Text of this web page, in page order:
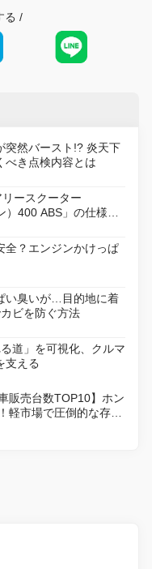
る /
突然バースト!? 炎天下
べき点検内容とは
ースクーター
）400 ABS」の仕様を
全？エンジンかけっぱ
い臭いが…目的地に着
ビを防ぐ方法
道」を可視化、クルマ
支える
販売台数TOP10】ホン
軽市場で圧倒的な存在